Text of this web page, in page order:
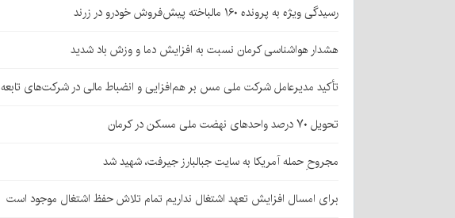
رسیدگی ویژه به پرونده ۱۶۰ مالباخته پیش‌فروش خودرو در زرند
هشدار هواشناسی کرمان نسبت به افزایش دما و وزش باد شدید
تأکید مدیرعامل شرکت ملی مس بر هم‌افزایی و انضباط مالی در شرکت‌های تابعه
تحویل ۷۰ درصد واحدهای نهضت ملی مسکن در کرمان
مجروحِ حمله آمریکا به سایت جبالبارز جیرفت، شهید شد
برای امسال افزایش تعهد اشتغال نداریم تمام تلاش حفظ اشتغال موجود است